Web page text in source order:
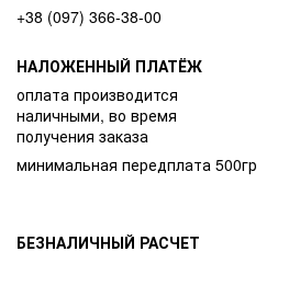
+38 (097) 366-38-00
НАЛОЖЕННЫЙ ПЛАТЁЖ
оплата производится
наличными, во время
получения заказа
минимальная передплата 500гр
БЕЗНАЛИЧНЫЙ РАСЧЕТ